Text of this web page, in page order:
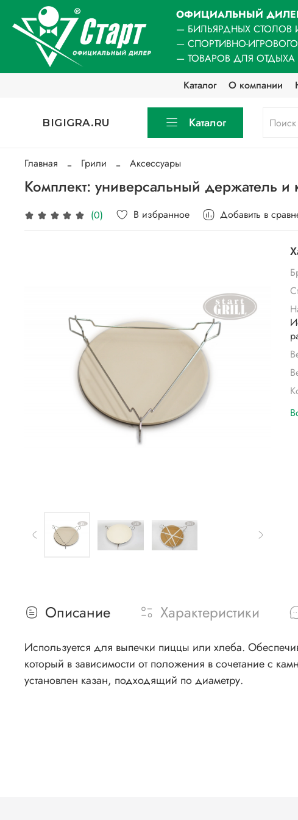
ОФИЦИАЛЬНЫЙ
— БИЛЬЯРДНЫХ СТОЛОВ
— СПОРТИВНО-
— ТОВАРОВ ДЛЯ ОТДЫХА
Каталог
О компании
BIGIGRA.RU Каталог
Главная Грили Аксессуары
Комплект: универсальный держатель
(0) В избранное Добавить в
Описание Характеристики
Используется для выпечки пиццы или хлеба.
который в зависимости от положения в сочетание с
установлен казан, подходящий по диаметру.